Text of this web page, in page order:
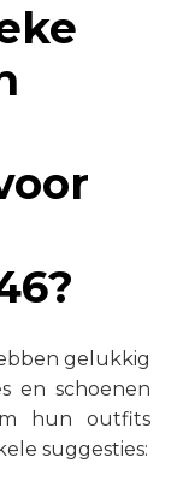
gelukkig
en schoenen
hun outfits
suggesties: